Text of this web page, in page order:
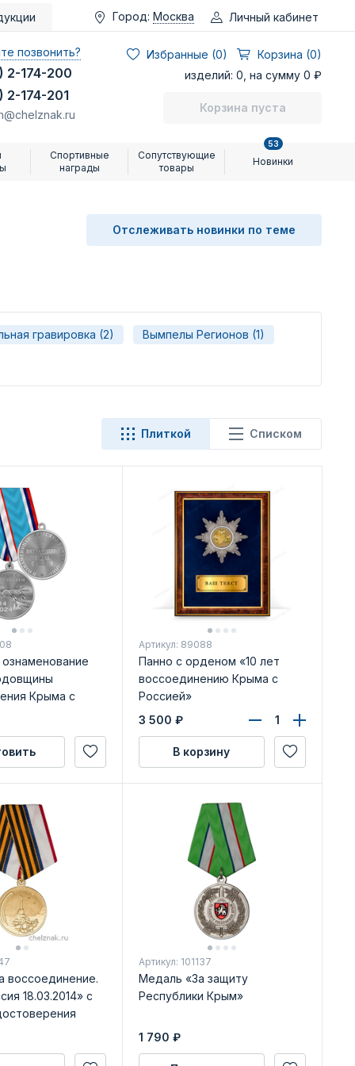
Город: Москва Личный кабинет
позвонить?
2-174-200
2-174-201
Избранные (0)
Корзина (0)
изделий: 0, на сумму 0 ₽
Корзина пуста
Спортивные
награды
Сопутствующие
товары
Новинки
53
Отслеживать новинки по теме
гравировка (2) Вымпелы Регионов (1)
Плиткой Списком
Крыма с
с
Артикул: 89088
Панно с орденом «10 лет
воссоединению Крыма с
Россией»
3 500 ₽
В корзину
воссоединение.
18.03.2014» с
Артикул: 101137
Медаль «За защиту
Республики Крым»
1 790 ₽